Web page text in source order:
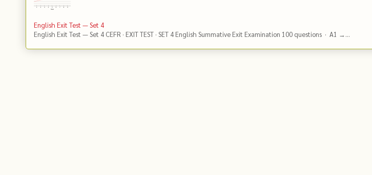
English Exit Test — Set 4
English Exit Test — Set 4 CEFR · EXIT TEST · SET 4 English Summative Exit Examination 100 questions · A1 →...